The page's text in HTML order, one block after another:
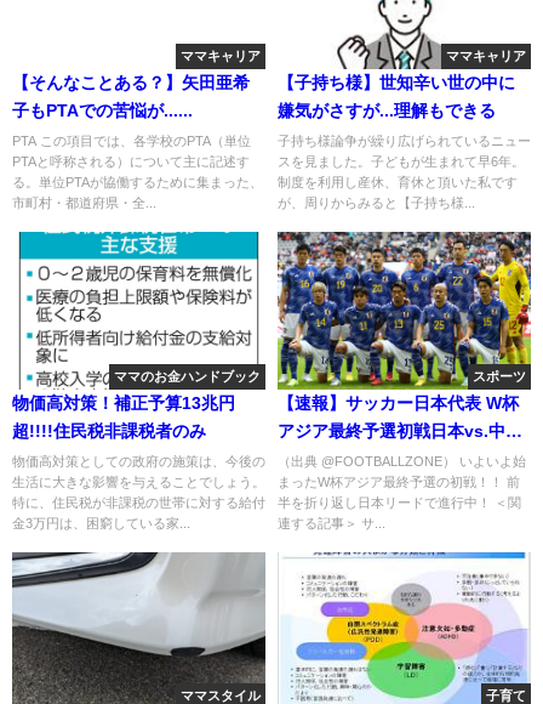
ママキャリア
【そんなことある？】矢田亜希
子もPTAでの苦悩が......
PTA この項目では、各学校のPTA（単位
PTAと呼称される）について主に記述す
る。単位PTAが協働するために集まった、
市町村・都道府県・全...
ママキャリア
【子持ち様】世知辛い世の中に
嫌気がさすが...理解もできる
子持ち様論争が繰り広げられているニュー
スを見ました。子どもが生まれて早6年。
制度を利用し産休、育休と頂いた私です
が、周りからみると【子持ち様...
ママのお金ハンドブック
物価高対策！補正予算13兆円
超!!!!住民税非課税者のみ
物価高対策としての政府の施策は、今後の
生活に大きな影響を与えることでしょう。
特に、住民税が非課税の世帯に対する給付
金3万円は、困窮している家...
スポーツ
【速報】サッカー日本代表 W杯
アジア最終予選初戦日本vs.中
国！
（出典 @FOOTBALLZONE） いよいよ始
まったW杯アジア最終予選の初戦！！ 前
半を折り返し日本リードで進行中！ ＜関
連する記事＞ サ...
ママスタイル 子育て